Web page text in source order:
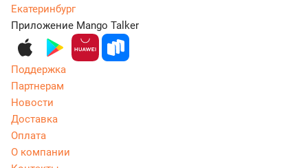
Екатеринбург
Приложение Mango Talker
Поддержка
Партнерам
Новости
Доставка
Оплата
О компании